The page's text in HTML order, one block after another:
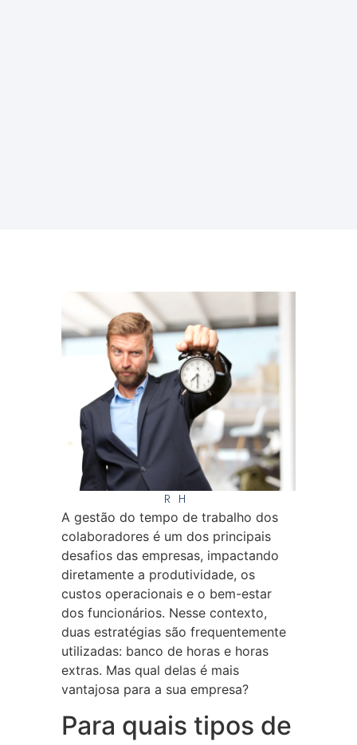
RH
A gestão do tempo de trabalho dos
colaboradores é um dos principais
desafios das empresas, impactando
diretamente a produtividade, os
custos operacionais e o bem-estar
dos funcionários. Nesse contexto,
duas estratégias são frequentemente
utilizadas: banco de horas e horas
extras. Mas qual delas é mais
vantajosa para a sua empresa?
Para quais tipos de